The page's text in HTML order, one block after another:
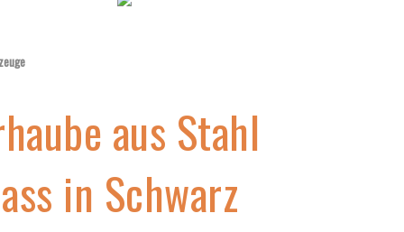
aus Stahl
in Schwarz